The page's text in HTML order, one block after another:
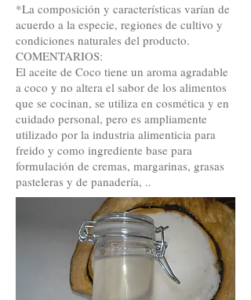
*La composición y características varían de
acuerdo a la especie, regiones de cultivo y
condiciones naturales del producto.
COMENTARIOS:
El aceite de Coco tiene un aroma agradable
a coco y no altera el sabor de los alimentos
que se cocinan, se utiliza en cosmética y en
cuidado personal, pero es ampliamente
utilizado por la industria alimenticia para
freido y como ingrediente base para
formulación de cremas, margarinas, grasas
pasteleras y de panadería, ..